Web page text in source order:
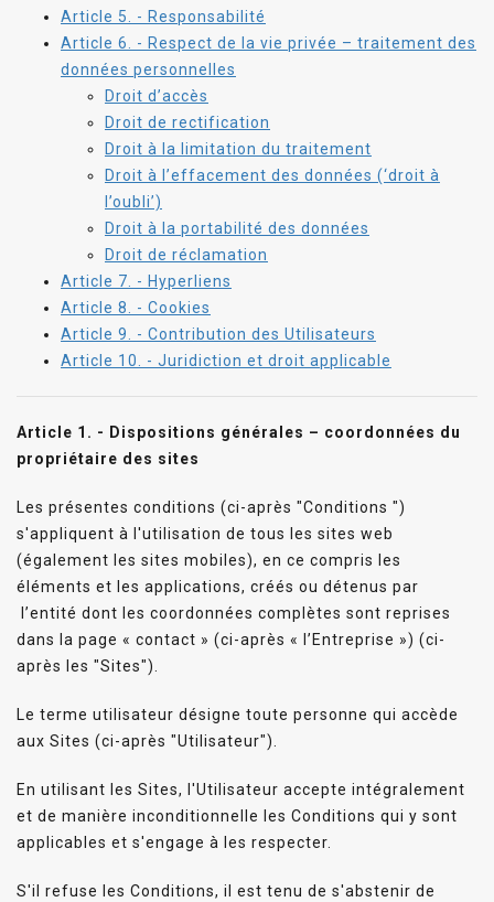
Article 5. - Responsabilité
Article 6. - Respect de la vie privée – traitement des
données personnelles
Droit d’accès
Droit de rectification
Droit à la limitation du traitement
Droit à l’effacement des données (‘droit à
l’oubli’)
Droit à la portabilité des données
Droit de réclamation
Article 7. - Hyperliens
Article 8. - Cookies
Article 9. - Contribution des Utilisateurs
Article 10. - Juridiction et droit applicable
Article 1. - Dispositions générales – coordonnées du
propriétaire des sites
Les présentes conditions (ci-après "Conditions ")
s'appliquent à l'utilisation de tous les sites web
(également les sites mobiles), en ce compris les
éléments et les applications, créés ou détenus par
l’entité dont les coordonnées complètes sont reprises
dans la page « contact » (ci-après « l’Entreprise ») (ci-
après les "Sites").
Le terme utilisateur désigne toute personne qui accède
aux Sites (ci-après "Utilisateur").
En utilisant les Sites, l'Utilisateur accepte intégralement
et de manière inconditionnelle les Conditions qui y sont
applicables et s'engage à les respecter.
S'il refuse les Conditions, il est tenu de s'abstenir de